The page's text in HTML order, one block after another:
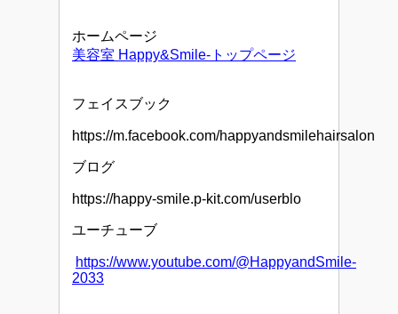
ホームページ
美容室 Happy&Smile-トップページ
フェイスブック
https://m.facebook.com/happyandsmilehairsalon
ブログ
https://happy-smile.p-kit.com/userblo
ユーチューブ
https://www.youtube.com/@HappyandSmile-
2033